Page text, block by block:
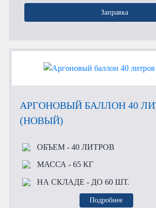
Заправка
АРГОНОВЫЙ БАЛЛОН 40
(НОВЫЙ)
ОБЪЕМ- 40 ЛИТРОВ
МАССА- 65 КГ
НА СКЛАДЕ - ДО 60 ШТ.
Подробнее